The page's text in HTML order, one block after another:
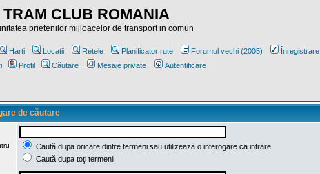
TRAM CLUB ROMANIA
prietenilor mijloacelor de transport in comun
Harti Locatii Retele Planificator rute Forumul vechi (2005)
Înregistrare
Profil Căutare Mesaje private Autentificare
de căutare
Caută dupa oricare dintre termeni sau utilizează o interogare ca intrare
Caută dupa toţi termenii